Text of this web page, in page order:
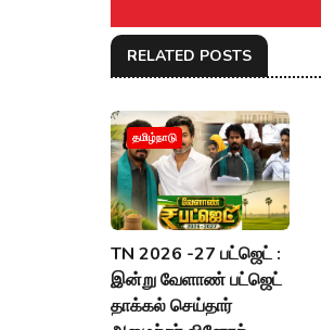
RELATED POSTS
தமிழ்நாடு
TN 2026 -27 பட்ஜெட் :
இன்று வேளாண் பட்ஜெட்
தாக்கல் செய்தார்